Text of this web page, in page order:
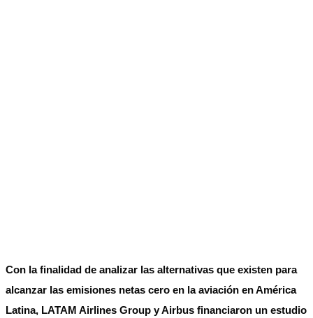
Con la finalidad de analizar las alternativas que existen para
alcanzar las emisiones netas cero en la aviación en América
Latina, LATAM Airlines Group y Airbus financiaron un estudio